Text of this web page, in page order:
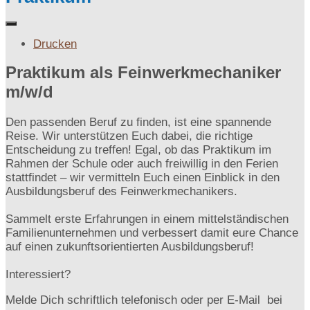
Drucken
Praktikum als Feinwerkmechaniker
m/w/d
Den passenden Beruf zu finden, ist eine spannende
Reise. Wir unterstützen Euch dabei, die richtige
Entscheidung zu treffen! Egal, ob das Praktikum im
Rahmen der Schule oder auch freiwillig in den Ferien
stattfindet – wir vermitteln Euch einen Einblick in den
Ausbildungsberuf des Feinwerkmechanikers.
Sammelt erste Erfahrungen in einem mittelständischen
Familienunternehmen und verbessert damit eure Chance
auf einen zukunftsorientierten Ausbildungsberuf!
Interessiert?
Melde Dich schriftlich telefonisch oder per E-Mail bei